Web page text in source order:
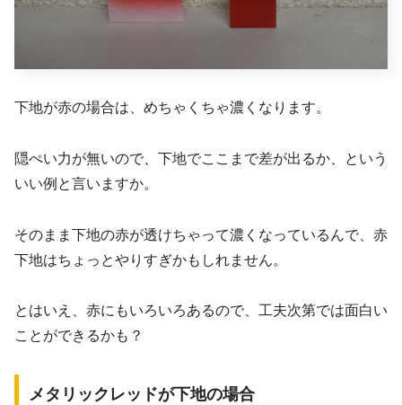
下地が赤の場合は、めちゃくちゃ濃くなります。
隠ぺい力が無いので、下地でここまで差が出るか、という
いい例と言いますか。
そのまま下地の赤が透けちゃって濃くなっているんで、赤
下地はちょっとやりすぎかもしれません。
とはいえ、赤にもいろいろあるので、工夫次第では面白い
ことができるかも？
メタリックレッドが下地の場合